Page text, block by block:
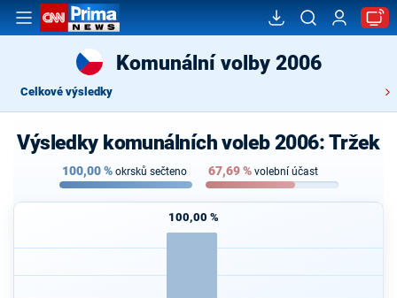
Komunální volby 2006
Celkové výsledky
Výsledky komunálních voleb 2006: Tržek
100,00% okrsků sečteno 67,69% volební účast
100,00 %